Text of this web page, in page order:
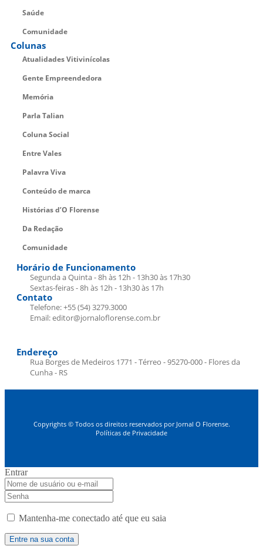
Saúde
Comunidade
Colunas
Atualidades Vitivinícolas
Gente Empreendedora
Memória
Parla Talian
Coluna Social
Entre Vales
Palavra Viva
Conteúdo de marca
Histórias d’O Florense
Da Redação
Comunidade
Horário de Funcionamento
Segunda a Quinta - 8h às 12h - 13h30 às 17h30
Sextas-feiras - 8h às 12h - 13h30 às 17h
Contato
Telefone: +55 (54) 3279.3000
Email: editor@jornaloflorense.com.br
Endereço
Rua Borges de Medeiros 1771 - Térreo - 95270-000 - Flores da
Cunha - RS
Copyrights © Todos os direitos reservados por Jornal O Florense.
Políticas de Privacidade
Entrar
Mantenha-me conectado até que eu saia